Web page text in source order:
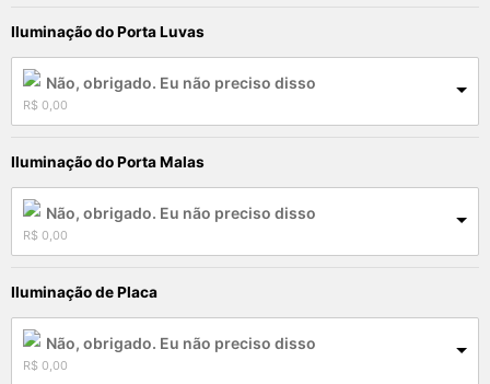
Iluminação do Porta Luvas
Não, obrigado. Eu não preciso disso
R$ 0,00
Iluminação do Porta Malas
Não, obrigado. Eu não preciso disso
R$ 0,00
Iluminação de Placa
Não, obrigado. Eu não preciso disso
R$ 0,00